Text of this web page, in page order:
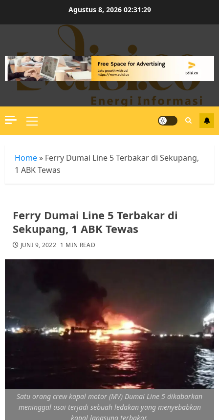
Agustus 8, 2026 02:31:29
Primary
Menu
Home » Ferry Dumai Line 5 Terbakar di Sekupang,
1 ABK Tewas
Ferry Dumai Line 5 Terbakar di
Sekupang, 1 ABK Tewas
JUNI 9, 2022 1 MIN READ
Satu orang crew kapal motor (MV) Dumai Line 5 dikabarkan
meninggal usai terjadi sebuah ledakan yang menyebabkan
kapal langsung terbakar.